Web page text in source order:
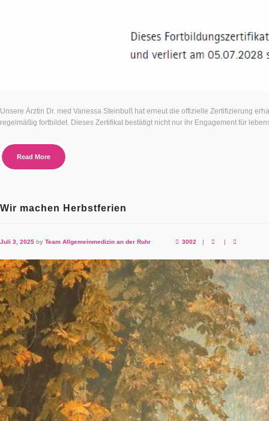
Unsere Ärztin Dr. med Vanessa Steinbuß hat erneut die offizielle Zertifizierung
regelmäßig fortbildet. Dieses Zertifikat bestätigt nicht nur ihr Engagement für
Read More
Wir machen Herbstferien
Juli 3, 2025 by Team Allgemeinmedizin an der Ruhr 3002